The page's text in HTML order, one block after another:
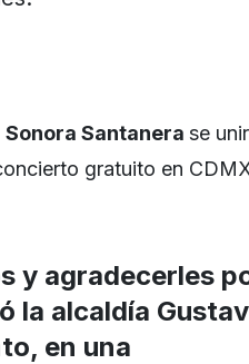
Sonora Santanera se
gratuito en
y agradecerles
la alcaldía
en una